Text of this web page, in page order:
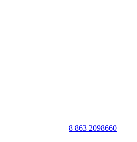
8 863 2098660